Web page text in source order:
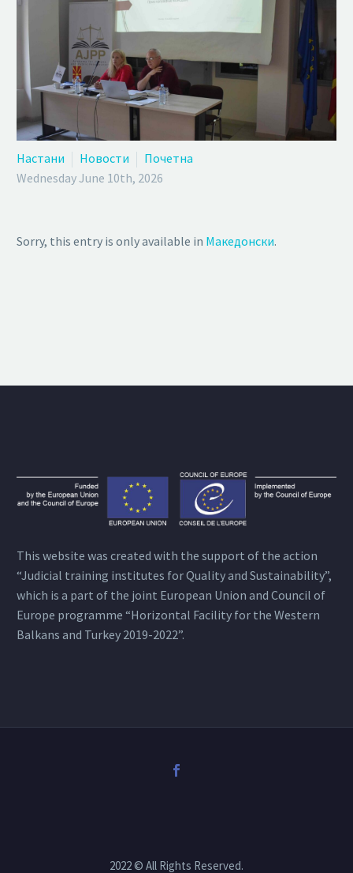
Настани Новости
Почетна
Wednesday June 10th, 2026
Sorry, this entry is only available in Македонски.
This website was created with the support of the action
“Judicial training institutes for Quality and Sustainability”,
which is a part of the joint European Union and Council of
Europe programme “Horizontal Facility for the Western
Balkans and Turkey 2019-2022”.
2022 © All Rights Reserved.